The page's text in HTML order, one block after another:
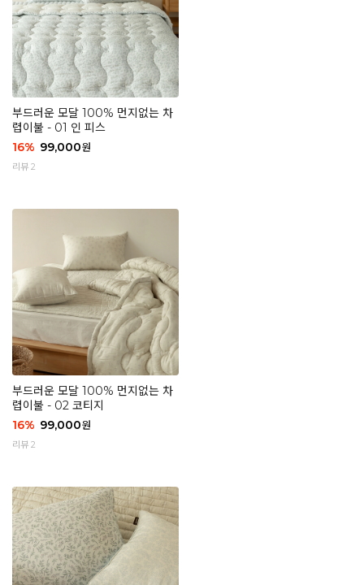
부드러운 모달 100% 먼지없는 차
렵이불 - 01 인 피스
16% 99,000원
리뷰 2
부드러운 모달 100% 먼지없는 차
렵이불 - 02 코티지
16% 99,000원
리뷰 2